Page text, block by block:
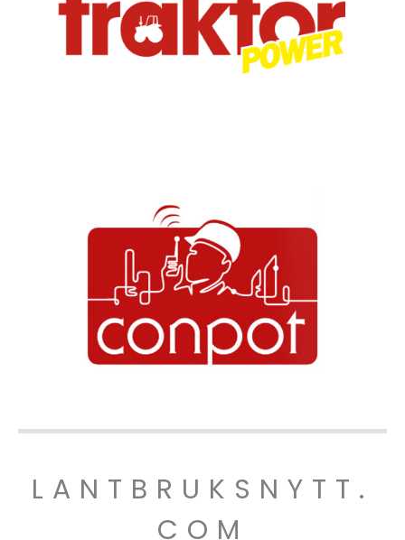
LANTBRUKSNYTT.
COM